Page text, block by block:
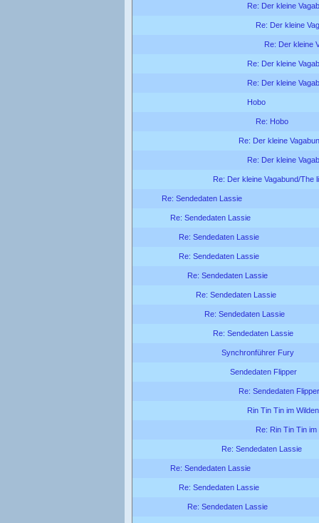
Re: Der kleine
Re: Der kleine
Re: Der kleine
Re: Der kleine
Re: Der kleine
Hobo
Re: Hobo
Re: Der kleine
Re: Der kleine
Re: Der kleine Vagabund/The
Re: Sendedaten Lassie
Re: Sendedaten Lassie
Re: Sendedaten Lassie
Re: Sendedaten Lassie
Re: Sendedaten Lassie
Re: Sendedaten Lassie
Re: Sendedaten Lassie
Re: Sendedaten Lassie
Synchronführer Fury
Sendedaten Flipper
Re: Sendedaten Flipper
Rin Tin Tin im
Re: Rin Tin Tin
Re: Sendedaten Lassie
Re: Sendedaten Lassie
Re: Sendedaten Lassie
Re: Sendedaten Lassie